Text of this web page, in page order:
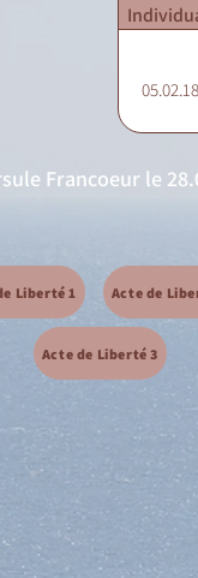
Francoeur le
Liberté 1 Acte de
Acte de Liberté 3